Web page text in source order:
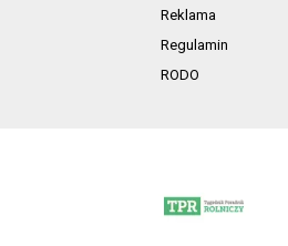
Reklama
Regulamin
RODO